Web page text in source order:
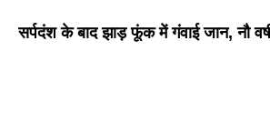
सर्पदंश के बाद झाड़ फूंक में गंवाई जान, नौ